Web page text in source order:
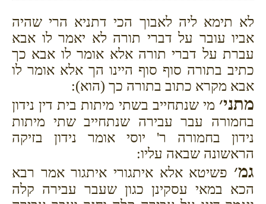
לא תימא ליה לאבוך הכי דתניא הרי שהיה
אביו עובר על דברי תורה לא יאמר לו אבא
עברת על דברי תורה אלא אומר לו אבא כך
כתיב בתורה סוף סוף היינו הך אלא אומר לו
אבא מקרא כתוב בתורה כך (הוא):
מתני׳ מי שנתחייב בשתי מיתות בית דין נידון
בחמורה עבר עבירה שנתחייב שתי מיתות
נידון בחמורה ר' יוסי אומר נידון בזיקה
הראשונה שבאה עליו:
גמ׳ פשיטא אלא איתגורי איתגור אמר רבא
הכא במאי עסקינן כגון שעבר עבירה קלה